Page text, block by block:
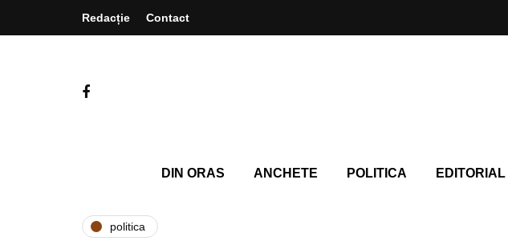
Redacție Contact
DIN ORAS ANCHETE POLITICA EDITORIAL
politica